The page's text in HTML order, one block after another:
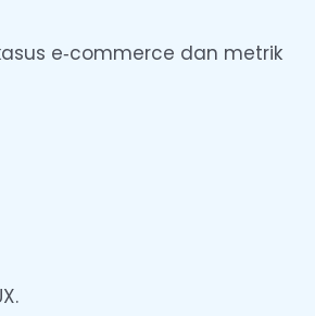
e‑commerce dan metrik